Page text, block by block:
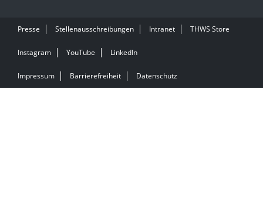
Presse Stellenausschreibungen Intranet THWS Store
Instagram YouTube LinkedIn
Impressum Barrierefreiheit Datenschutz